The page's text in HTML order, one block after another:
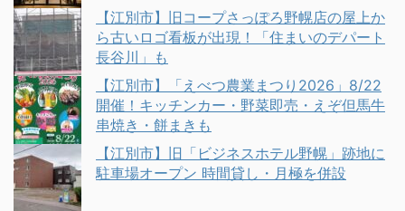
【江別市】旧コープさっぽろ野幌店の屋上か
ら古いロゴ看板が出現！「住まいのデパート
長谷川」も
【江別市】「えべつ農業まつり2026」8/22
開催！キッチンカー・野菜即売・えぞ但馬牛
串焼き・餅まきも
【江別市】旧「ビジネスホテル野幌」跡地に
駐車場オープン 時間貸し・月極を併設